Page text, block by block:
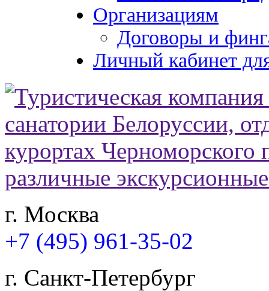
Организациям
Договоры и
Личный кабинет
г. Москва
+7 (495) 961-35-02
г. Санкт-Петербург